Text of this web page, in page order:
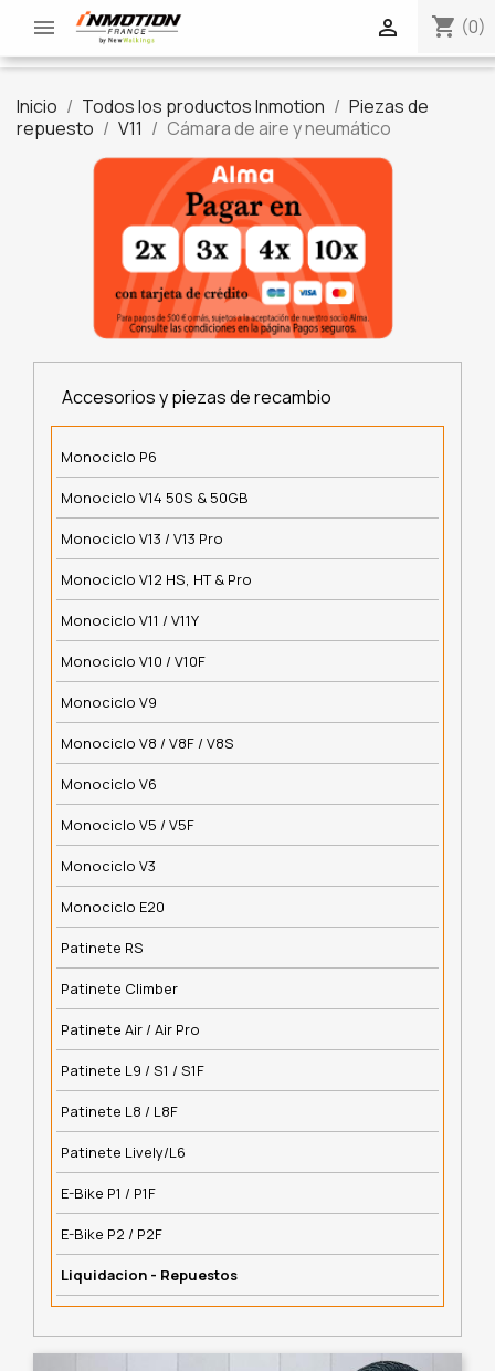
 shopping_cart (0)

Inicio Todos los productos Inmotion
Piezas de
repuesto
V11 Cámara de aire y neumático
Accesorios y piezas de recambio
Monociclo P6
Monociclo V14 50S & 50GB
Monociclo V13 / V13 Pro
Monociclo V12 HS, HT & Pro
Monociclo V11 / V11Y
Monociclo V10 / V10F
Monociclo V9
Monociclo V8 / V8F / V8S
Monociclo V6
Monociclo V5 / V5F
Monociclo V3
Monociclo E20
Patinete RS
Patinete Climber
Patinete Air / Air Pro
Patinete L9 / S1 / S1F
Patinete L8 / L8F
Patinete Lively/L6
E-Bike P1 / P1F
E-Bike P2 / P2F
Liquidacion - Repuestos